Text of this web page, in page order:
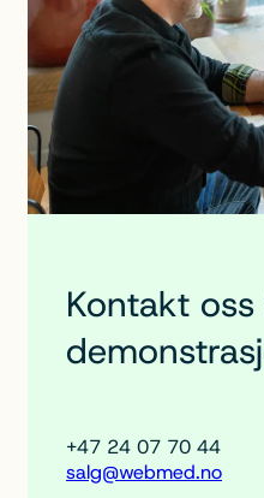
Kontakt
+47 24 07 70 44
salg@webmed.no